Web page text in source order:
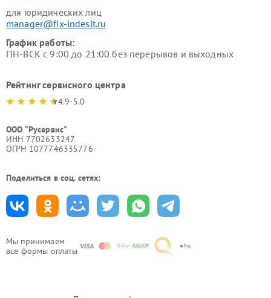
Мы принимаем
все формы оплаты
для юридических лиц
manager@fix-indesit.ru
График работы:
ПН-ВСК с 9:00 до 21:00 без перерывов и выходных
Рейтинг сервисного центра
4.9-5.0
ООО "Русервис"
ИНН 7702633247
ОГРН 1077746335776
Поделиться в соц. сетях: